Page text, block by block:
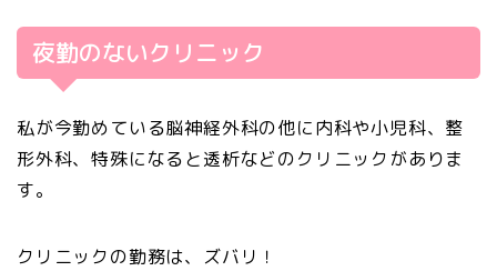
夜勤のないクリニック
私が今勤めている脳神経外科の他に内科や小児科、整
形外科、特殊になると透析などのクリニックがありま
す。
クリニックの勤務は、ズバリ！